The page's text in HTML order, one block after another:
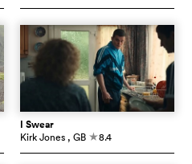
I Swear
Kirk Jones , GB c8.4